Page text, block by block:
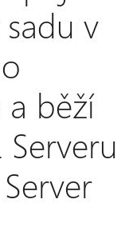
v
a běží